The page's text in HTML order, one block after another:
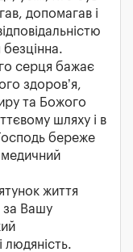
допомагав і
серця бажає
здоров’я,
та Божого
шляху і в
береже
життя
за Вашу
людяність.